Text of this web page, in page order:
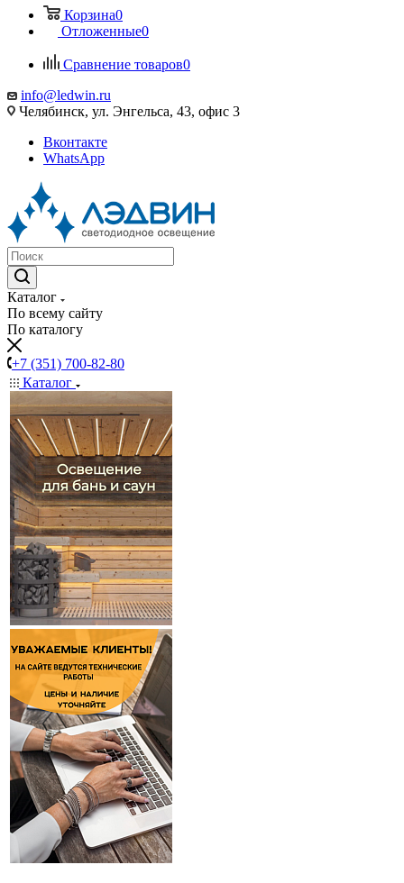
Корзина0
Отложенные0
Сравнение товаров0
info@ledwin.ru
Челябинск, ул. Энгельса, 43, офис 3
Вконтакте
WhatsApp
Каталог
По всему сайту
По каталогу
+7 (351) 700-82-80
Каталог